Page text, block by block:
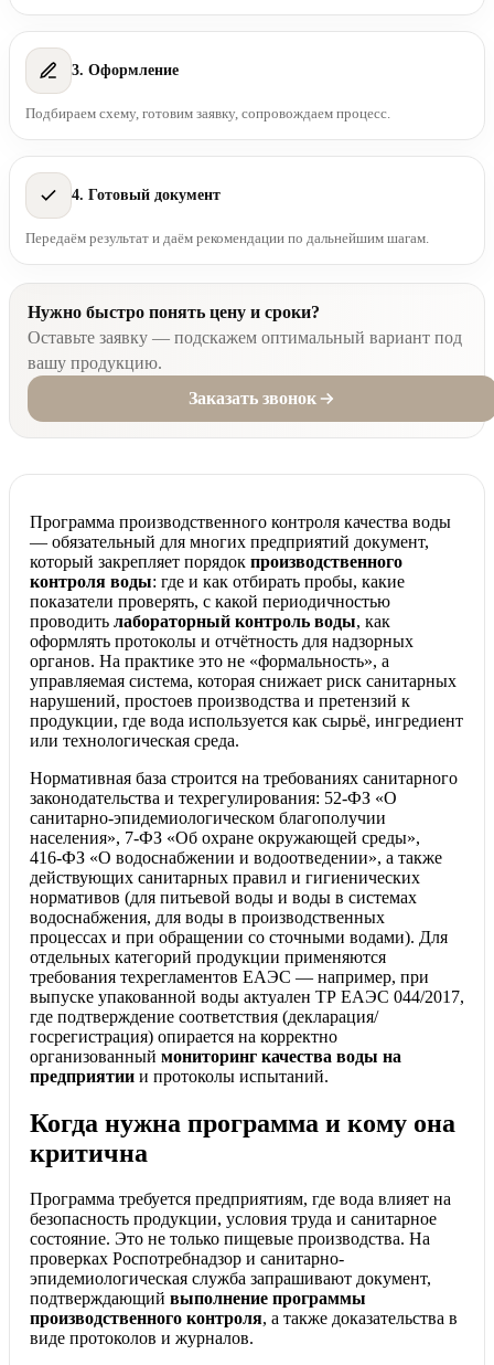
3. Оформление
Подбираем схему, готовим заявку, сопровождаем процесс.
4. Готовый документ
Передаём результат и даём рекомендации по дальнейшим шагам.
Нужно быстро понять цену и сроки?
Оставьте заявку — подскажем оптимальный вариант под
вашу продукцию.
Заказать звонок
Программа производственного контроля качества воды
— обязательный для многих предприятий документ,
который закрепляет порядок производственного
контроля воды: где и как отбирать пробы, какие
показатели проверять, с какой периодичностью
проводить лабораторный контроль воды, как
оформлять протоколы и отчётность для надзорных
органов. На практике это не «формальность», а
управляемая система, которая снижает риск санитарных
нарушений, простоев производства и претензий к
продукции, где вода используется как сырьё, ингредиент
или технологическая среда.
Нормативная база строится на требованиях санитарного
законодательства и техрегулирования: 52‑ФЗ «О
санитарно‑эпидемиологическом благополучии
населения», 7‑ФЗ «Об охране окружающей среды»,
416‑ФЗ «О водоснабжении и водоотведении», а также
действующих санитарных правил и гигиенических
нормативов (для питьевой воды и воды в системах
водоснабжения, для воды в производственных
процессах и при обращении со сточными водами). Для
отдельных категорий продукции применяются
требования техрегламентов ЕАЭС — например, при
выпуске упакованной воды актуален ТР ЕАЭС 044/2017,
где подтверждение соответствия (декларация/
госрегистрация) опирается на корректно
организованный мониторинг качества воды на
предприятии и протоколы испытаний.
Когда нужна программа и кому она
критична
Программа требуется предприятиям, где вода влияет на
безопасность продукции, условия труда и санитарное
состояние. Это не только пищевые производства. На
проверках Роспотребнадзор и санитарно-
эпидемиологическая служба запрашивают документ,
подтверждающий выполнение программы
производственного контроля, а также доказательства в
виде протоколов и журналов.